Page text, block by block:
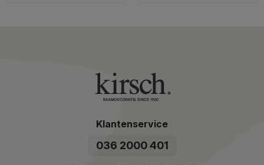
Klantenservice
036 2000 401